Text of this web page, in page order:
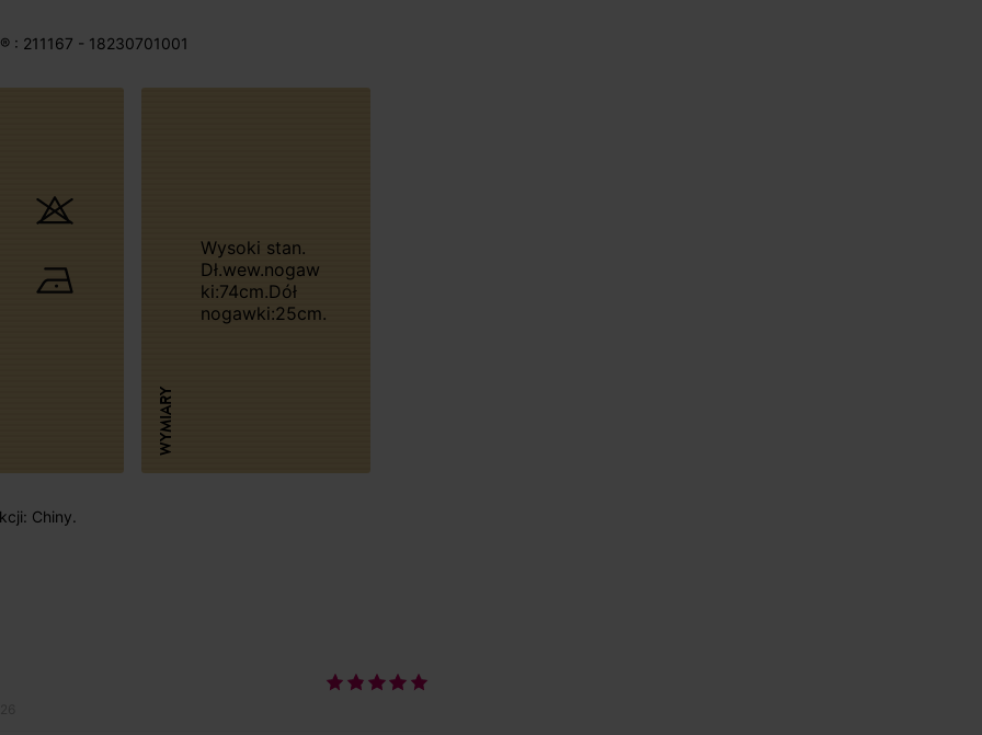
: 211167 - 18230701001
WYMIARY
Wysoki stan.
Dł.wew.nogaw
ki:74cm.Dół
nogawki:25cm.
Chiny.